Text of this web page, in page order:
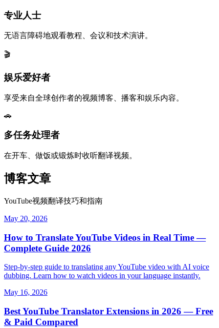
专业人士
无语言障碍地观看教程、会议和技术演讲。
🎬
娱乐爱好者
享受来自全球创作者的视频博客、播客和娱乐内容。
🚗
多任务处理者
在开车、做饭或锻炼时收听翻译视频。
博客文章
YouTube视频翻译技巧和指南
May 20, 2026
How to Translate YouTube Videos in Real Time —
Complete Guide 2026
Step-by-step guide to translating any YouTube video with AI voice
dubbing. Learn how to watch videos in your language instantly.
May 16, 2026
Best YouTube Translator Extensions in 2026 — Free
& Paid Compared